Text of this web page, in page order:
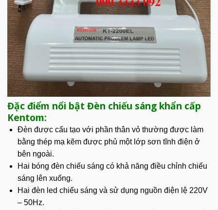
Đặc điểm nổi bật Đèn chiếu sáng khẩn cấp
Kentom:
Đèn được cấu tạo với phần thân vỏ thường được làm
bằng thép mạ kẽm được phủ một lớp sơn tĩnh điện ở
bên ngoài.
Hai bóng đèn chiếu sáng có khả năng điều chỉnh chiếu
sáng lên xuống.
Hai đèn led chiếu sáng và sử dụng nguồn điện lệ 220V
– 50Hz.